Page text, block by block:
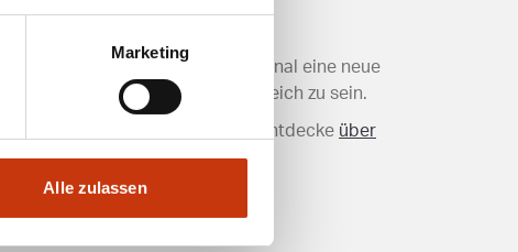
Marketing
Alle zulassen
und verleihe deinem Angelarsenal eine neue
um an jedem Gewässer erfolgreich zu sein.
optimiere deine Fangquote! Entdecke über